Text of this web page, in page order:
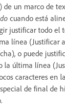
) de un marco de
cuando está
justificar todo el
línea (Justificar
o puede
la última línea
caracteres en
de final de